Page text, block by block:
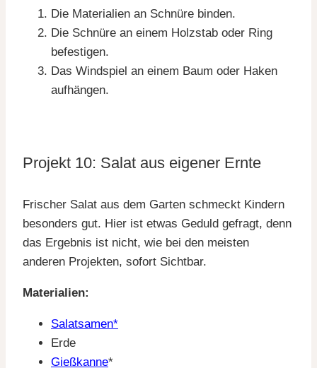
Die Materialien an Schnüre binden.
Die Schnüre an einem Holzstab oder Ring
befestigen.
Das Windspiel an einem Baum oder Haken
aufhängen.
Projekt 10: Salat aus eigener Ernte
Frischer Salat aus dem Garten schmeckt Kindern
besonders gut. Hier ist etwas Geduld gefragt, denn
das Ergebnis ist nicht, wie bei den meisten
anderen Projekten, sofort Sichtbar.
Materialien:
Salatsamen*
Erde
Gießkanne*